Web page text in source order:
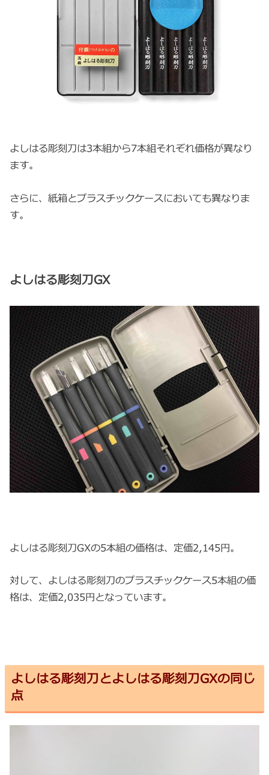
よしはる彫刻刀は3本組から7本組それぞれ価格が異なり
ます。
さらに、紙箱とプラスチックケースにおいても異なりま
す。
よしはる彫刻刀GX
よしはる彫刻刀GXの5本組の価格は、定価2,145円。
対して、よしはる彫刻刀のプラスチックケース5本組の価
格は、定価2,035円となっています。
よしはる彫刻刀とよしはる彫刻刀GXの同じ
点